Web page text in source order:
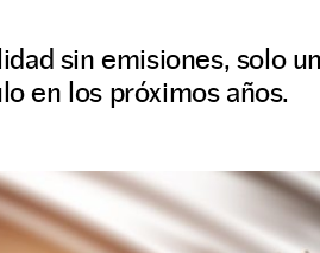
sin emisiones, solo
en los próximos años.